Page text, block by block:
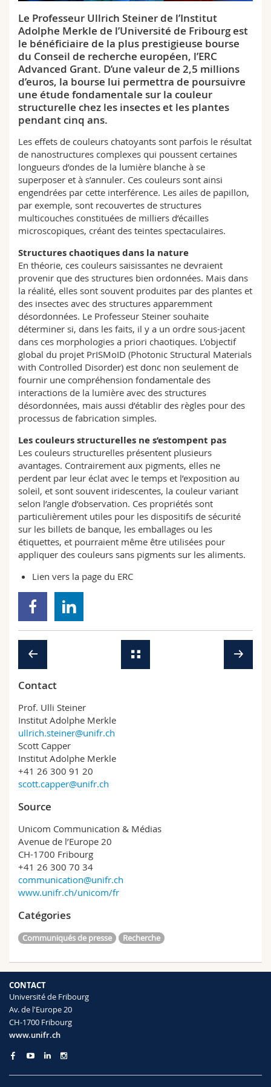
Interfacultaire
Doctorants
Programme des cours
MyUnifr
Le Professeur Ullrich Steiner de l’Institut
Adolphe Merkle de l’Université de Fribourg est
le bénéficiaire de la plus prestigieuse bourse
du Conseil de recherche européen, l’ERC
Advanced Grant. D’une valeur de 2,5 millions
d’euros, la bourse lui permettra de poursuivre
une étude fondamentale sur la couleur
structurelle chez les insectes et les plantes
pendant cinq ans.
Les effets de couleurs chatoyants sont parfois le résultat
de nanostructures complexes qui poussent certaines
longueurs d’ondes de la lumière blanche à se
superposer et à s’annuler. Ces couleurs sont ainsi
engendrées par cette interférence. Les ailes de papillon,
par exemple, sont recouvertes de structures
multicouches constituées de milliers d’écailles
microscopiques, créant des teintes spectaculaires.
Structures chaotiques dans la nature
En théorie, ces couleurs saisissantes ne devraient
provenir que des structures bien ordonnées. Mais dans
la réalité, elles sont souvent produites par des plantes et
des insectes avec des structures apparemment
désordonnées. Le Professeur Steiner souhaite
déterminer si, dans les faits, il y a un ordre sous-jacent
dans ces morphologies a priori chaotiques. L’objectif
global du projet PrISMoID (Photonic Structural Materials
with Controlled Disorder) est donc non seulement de
fournir une compréhension fondamentale des
interactions de la lumière avec des structures
désordonnées, mais aussi d’établir des règles pour des
processus de fabrication simples.
Les couleurs structurelles ne s’estompent pas
Les couleurs structurelles présentent plusieurs
avantages. Contrairement aux pigments, elles ne
perdent par leur éclat avec le temps et l’exposition au
soleil, et sont souvent iridescentes, la couleur variant
selon l’angle d’observation. Ces propriétés sont
particulièrement utiles pour les dispositifs de sécurité
sur les billets de banque, les emballages ou les
étiquettes, et pourraient même être utilisées pour
appliquer des couleurs sans pigments sur les aliments.
Lien vers la pagedu ERC
Contact
Prof. Ulli Steiner
Institut Adolphe Merkle
ullrich.steiner@unifr.ch
Scott Capper
Institut Adolphe Merkle
+41 26 300 91 20
scott.capper@unifr.ch
Source
Unicom Communication & Médias
Avenue de l’Europe 20
CH-1700 Fribourg
+41 26 300 70 34
communication@unifr.ch
www.unifr.ch/unicom/fr
Catégories
Communiqués de presse Recherche
CONTACT
Université de Fribourg
Av. de l'Europe 20
CH-1700 Fribourg
www.unifr.ch